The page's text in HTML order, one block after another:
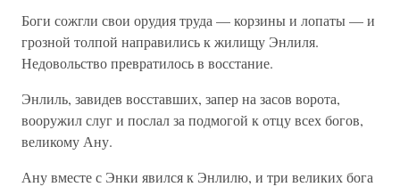
Боги сожгли свои орудия труда — корзины и лопаты — и
грозной толпой направились к жилищу Энлиля.
Недовольство превратилось в восстание.
Энлиль, завидев восставших, запер на засов ворота,
вооружил слуг и послал за подмогой к отцу всех богов,
великому Ану.
Ану вместе с Энки явился к Энлилю, и три великих бога